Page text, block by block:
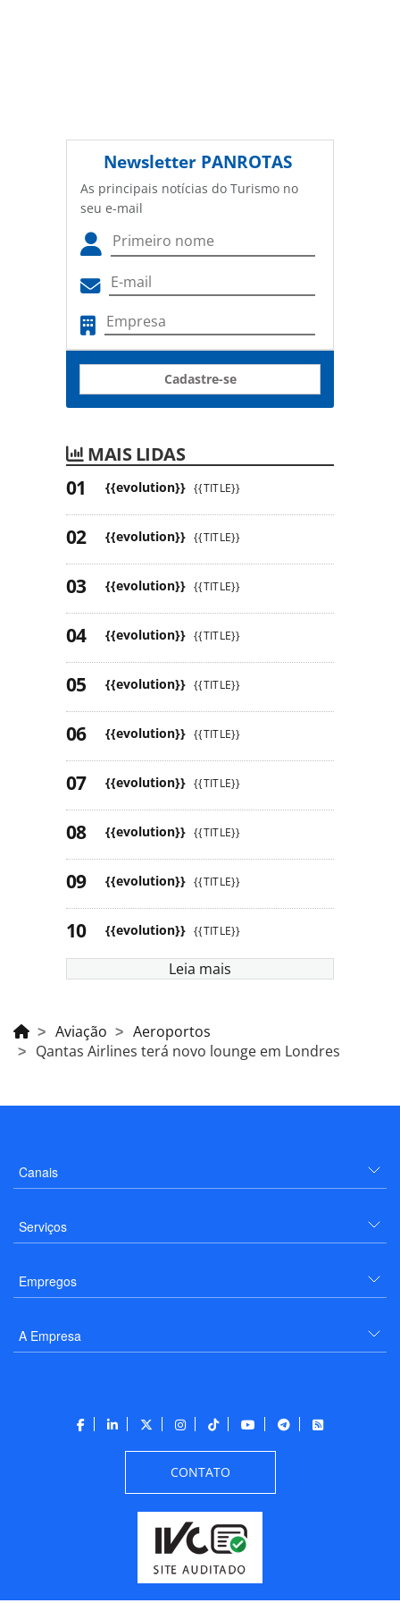
Newsletter PANROTAS
As principais notícias do Turismo no
seu e-mail
Cadastre-se
MAIS LIDAS
{{evolution}} {{TITLE}}
{{evolution}} {{TITLE}}
{{evolution}} {{TITLE}}
{{evolution}} {{TITLE}}
{{evolution}} {{TITLE}}
{{evolution}} {{TITLE}}
{{evolution}} {{TITLE}}
{{evolution}} {{TITLE}}
{{evolution}} {{TITLE}}
{{evolution}} {{TITLE}}
Leia mais
Aviação
Aeroportos
Qantas Airlines terá novo lounge em Londres
Canais
Serviços
Empregos
A Empresa
CONTATO